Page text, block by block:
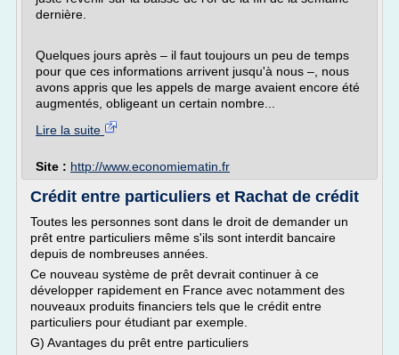
dernière.
Quelques jours après – il faut toujours un peu de temps
pour que ces informations arrivent jusqu'à nous –, nous
avons appris que les appels de marge avaient encore été
augmentés, obligeant un certain nombre...
Lire la suite
Site : http://www.economiematin.fr
Crédit entre particuliers et Rachat de crédit
Toutes les personnes sont dans le droit de demander un
prêt entre particuliers même s'ils sont interdit bancaire
depuis de nombreuses années.
Ce nouveau système de prêt devrait continuer à ce
développer rapidement en France avec notamment des
nouveaux produits financiers tels que le crédit entre
particuliers pour étudiant par exemple.
G) Avantages du prêt entre particuliers